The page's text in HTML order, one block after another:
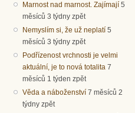
Marnost nad marnost. Zajímají 5
měsíců 3 týdny zpět
Nemyslím si, že už neplatí 5
měsíců 3 týdny zpět
Podřízenost vrchnosti je velmi
aktuální, je to nová totalita 7
měsíců 1 týden zpět
Věda a náboženství 7 měsíců 2
týdny zpět